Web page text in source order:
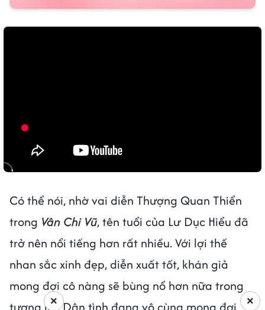
Có thể nói, nhờ vai diễn Thượng Quan Thiển
trong Vân Chi Vũ, tên tuổi của Lư Dục Hiểu đã
trở nên nổi tiếng hơn rất nhiều. Với lợi thế
nhan sắc xinh đẹp, diễn xuất tốt, khán giả
mong đợi cô nàng sẽ bùng nổ hơn nữa trong
tương lai. Dân tình đang vô cùng mong đợi
×
×